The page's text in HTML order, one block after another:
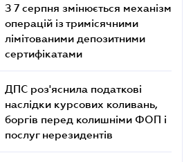
З 7 серпня змінюється механізм
операцій із тримісячними
лімітованими депозитними
сертифікатами
ДПС роз'яснила податкові
наслідки курсових коливань,
боргів перед колишніми ФОП і
послуг нерезидентів